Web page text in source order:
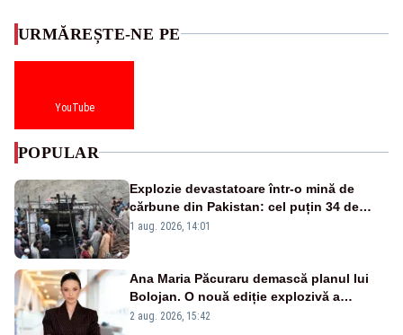
URMĂREȘTE-NE PE
YouTube
POPULAR
Explozie devastatoare într-o mină de
cărbune din Pakistan: cel puțin 34 de
morți - VIDEO
1 aug. 2026, 14:01
Ana Maria Păcuraru demască planul lui
Bolojan. O nouă ediție explozivă a
emisiunii „Miza Zilei” la Realitatea PLUS
2 aug. 2026, 15:42